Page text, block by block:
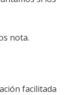
nota.
facilitada